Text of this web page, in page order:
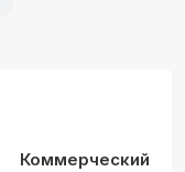
Коммерческий